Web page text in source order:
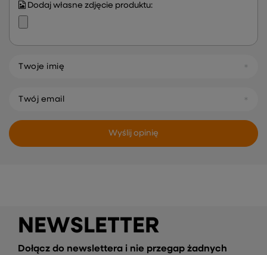
Dodaj własne zdjęcie produktu:
Twoje imię
Twój email
Wyślij opinię
NEWSLETTER
Dołącz do newslettera i nie przegap żadnych